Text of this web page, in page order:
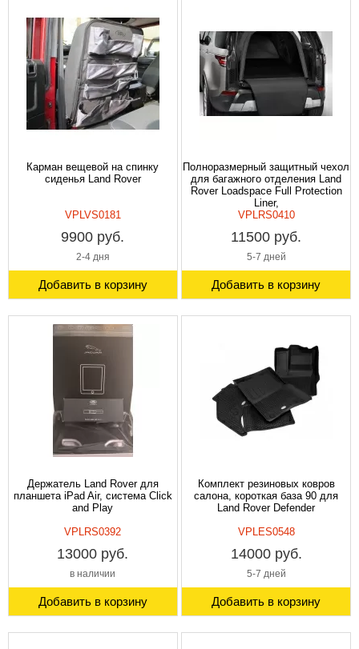
Карман вещевой на спинку
сиденья Land Rover
VPLVS0181
9900 руб.
2-4 дня
Добавить в корзину
Полноразмерный защитный чехол
для багажного отделения Land
Rover Loadspace Full Protection
Liner,
VPLRS0410
11500 руб.
5-7 дней
Добавить в корзину
Держатель Land Rover для
планшета iPad Air, система Click
and Play
VPLRS0392
13000 руб.
в наличии
Добавить в корзину
Комплект резиновых ковров
салона, короткая база 90 для
Land Rover Defender
VPLES0548
14000 руб.
5-7 дней
Добавить в корзину